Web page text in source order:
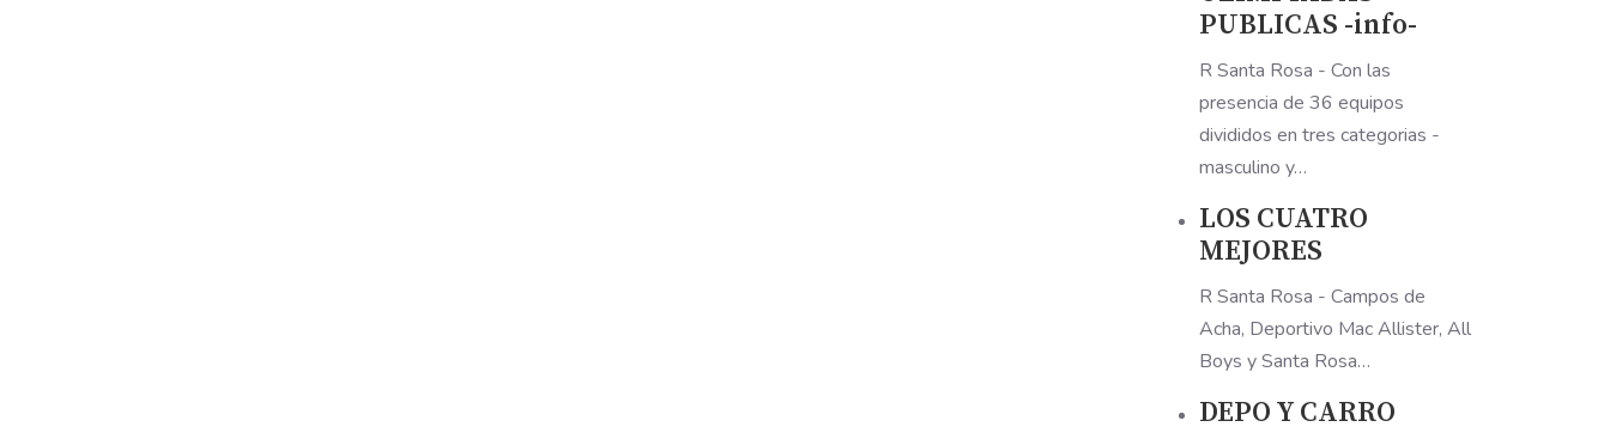
PUBLICAS -info-
R Santa Rosa - Con las
presencia de 36 equipos
divididos en tres categorias -
masculino y…
LOS CUATRO
MEJORES
R Santa Rosa - Campos de
Acha, Deportivo Mac Allister, All
Boys y Santa Rosa…
DEPO Y CARRO